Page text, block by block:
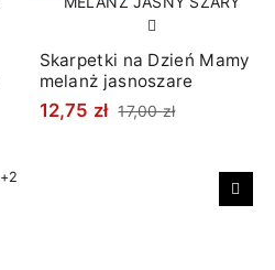
+2
Skarpetki na Dzień Mamy
melanż jasnoszare
12,75 zł 17,00 zł